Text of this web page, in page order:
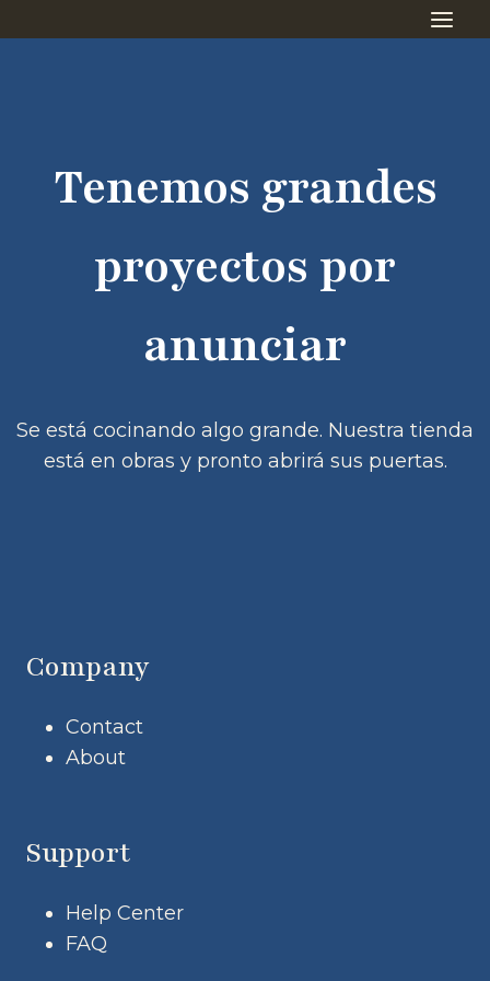
al
al
Tenemos grandes
proyectos por
anunciar
Se está cocinando algo grande. Nuestra tienda
está en obras y pronto abrirá sus puertas.
Company
Contact
About
Support
Help Center
FAQ